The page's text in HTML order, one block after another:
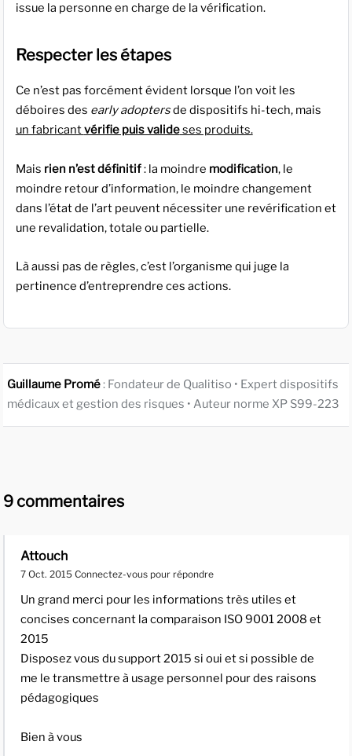
issue la personne en charge de la vérification.
Respecter les étapes
Ce n’est pas forcément évident lorsque l’on voit les
déboires des early adoptersde dispositifs hi-tech, mais
un fabricantvérifie puis valideses produits.
Mais rien n’est définitif: la moindre modification, le
moindre retour d’information, le moindre changement
dans l’état de l’art peuvent nécessiter une revérification et
une revalidation, totale ou partielle.
Là aussi pas de règles, c’est l’organisme qui juge la
pertinence d’entreprendre ces actions.
Guillaume Promé: Fondateur de Qualitiso • Expert dispositifs
médicaux et gestion des risques • Auteur norme XP S99-223
9 commentaires
Attouch
7 Oct. 2015 Connectez-vous pour répondre
Un grand merci pour les informations très utiles et
concises concernant la comparaison ISO 9001 2008 et
2015
Disposez vous du support 2015 si oui et si possible de
me le transmettre à usage personnel pour des raisons
pédagogiques
Bien à vous